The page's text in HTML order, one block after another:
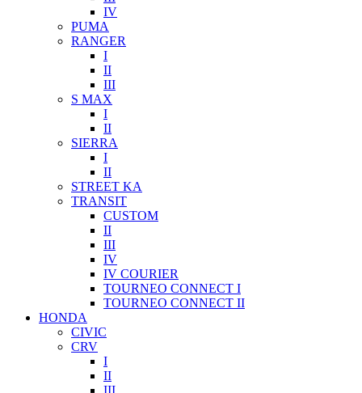
IV
PUMA
RANGER
I
II
III
S MAX
I
II
SIERRA
I
II
STREET KA
TRANSIT
CUSTOM
II
III
IV
IV COURIER
TOURNEO CONNECT I
TOURNEO CONNECT II
HONDA
CIVIC
CRV
I
II